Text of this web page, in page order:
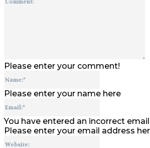
Please enter your comment!
Please enter your name here
You have entered an incorrect
Please enter your email address